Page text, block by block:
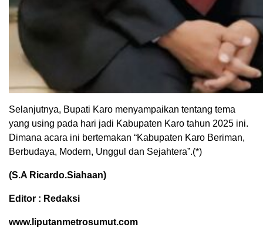
Selanjutnya, Bupati Karo menyampaikan tentang tema
yang using pada hari jadi Kabupaten Karo tahun 2025 ini.
Dimana acara ini bertemakan “Kabupaten Karo Beriman,
Berbudaya, Modern, Unggul dan Sejahtera”.(*)
(S.A Ricardo.Siahaan)
Editor : Redaksi
www.liputanmetrosumut.com